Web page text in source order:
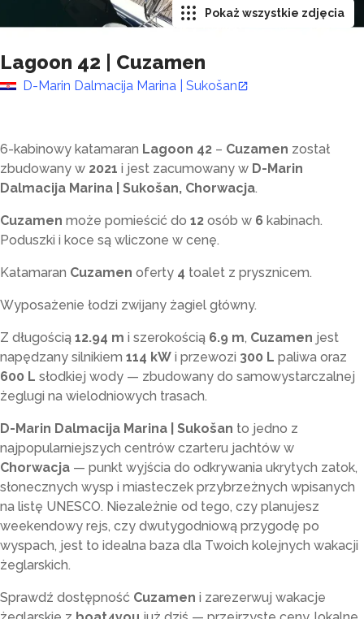
Lagoon 42 Cuzamen
D-Marin Dalmacija Marina | Sukošan
Pokaż wszystkie zdjęcia
6-kabinowy katamaran Lagoon 42 – Cuzamen został
zbudowany w 2021 i jest zacumowany w D-Marin
Dalmacija Marina | Sukošan, Chorwacja.
Cuzamen może pomieścić do 12 osób w 6 kabinach.
Poduszki i koce są wliczone w cenę.
Katamaran Cuzamen oferty 4 toalet z prysznicem.
Wyposażenie łodzi zwijany żagiel główny.
Z długością 12.94 m i szerokością 6.9 m, Cuzamen jest
napędzany silnikiem 114 kW i przewozi 300 L paliwa oraz
600 L słodkiej wody — zbudowany do samowystarczalnej
żeglugi na wielodniowych trasach.
D-Marin Dalmacija Marina | Sukošan to jedno z
najpopularniejszych centrów czarteru jachtów w
Chorwacja — punkt wyjścia do odkrywania ukrytych zatok,
słonecznych wysp i miasteczek przybrzeżnych wpisanych
na listę UNESCO. Niezależnie od tego, czy planujesz
weekendowy rejs, czy dwutygodniową przygodę po
wyspach, jest to idealna baza dla Twoich kolejnych wakacji
żeglarskich.
Sprawdź dostępność Cuzamen i zarezerwuj wakacje